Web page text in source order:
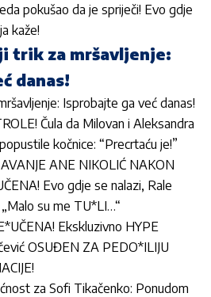
pokušao da je spriječi! Evo gdje
kaže!
trik za mršavljenje:
danas!
Isprobajte ga već danas!
Čula da Milovan i Aleksandra
kočnice: “Precrtaću je!”
ANE NIKOLIĆ NAKON
Evo gdje se nalazi, Rale
su me TU*LI…“
Ekskluzivno HYPE
OSUĐEN ZA PEDO*ILIJU
za Sofi Tikačenko: Ponudom